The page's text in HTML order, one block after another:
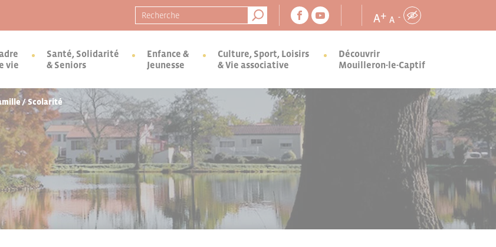
Recherche pour : A+ A -
vie
Santé, Solidarité
& Seniors
Enfance &
Jeunesse
Culture, Sport, Loisirs
& Vie associative
Découvrir
Mouilleron-le-Captif
/ Scolarité